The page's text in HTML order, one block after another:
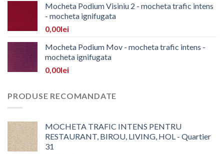
Mocheta Podium Visiniu 2 - mocheta trafic intens
- mocheta ignifugata
0,00lei
Mocheta Podium Mov - mocheta trafic intens -
mocheta ignifugata
0,00lei
PRODUSE RECOMANDATE
MOCHETA TRAFIC INTENS PENTRU
RESTAURANT, BIROU, LIVING, HOL - Quartier
31